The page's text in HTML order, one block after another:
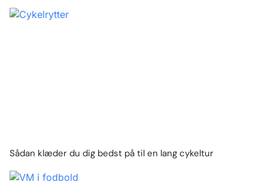
Sådan klæder du dig bedst på til en lang cykeltur